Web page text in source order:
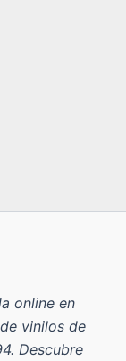
online en
vinilos de
. Descubre